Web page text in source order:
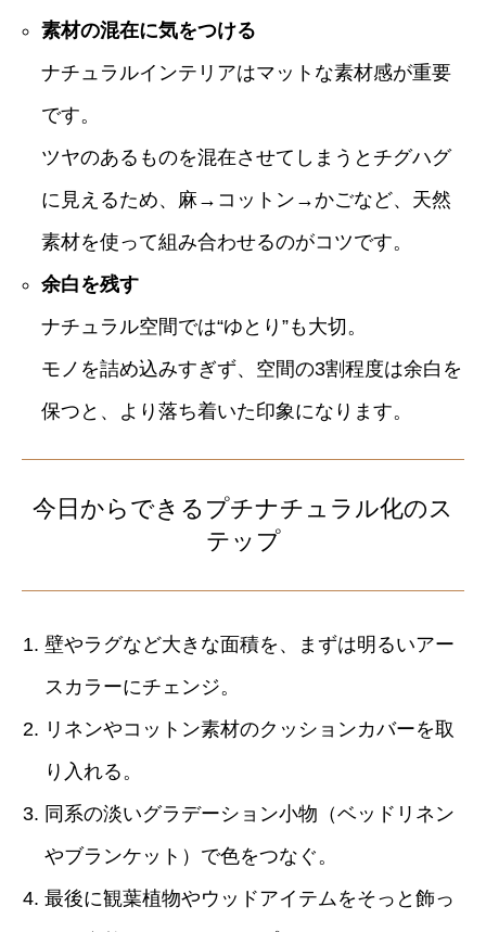
素材の混在に気をつける
ナチュラルインテリアはマットな素材感が重要
です。
ツヤのあるものを混在させてしまうとチグハグ
に見えるため、麻→コットン→かごなど、天然
素材を使って組み合わせるのがコツです。
余白を残す
ナチュラル空間では“ゆとり”も大切。
モノを詰め込みすぎず、空間の3割程度は余白を
保つと、より落ち着いた印象になります。
今日からできるプチナチュラル化のス
テップ
壁やラグなど大きな面積を、まずは明るいアー
スカラーにチェンジ。
リネンやコットン素材のクッションカバーを取
り入れる。
同系の淡いグラデーション小物（ベッドリネン
やブランケット）で色をつなぐ。
最後に観葉植物やウッドアイテムをそっと飾っ